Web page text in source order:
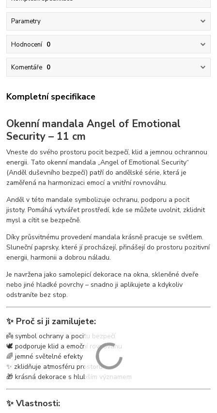
Parametry
Hodnocení 0
Komentáře 0
Kompletní specifikace
Okenní mandala Angel of Emotional
Security – 11 cm
Vneste do svého prostoru pocit bezpečí, klid a jemnou ochrannou
energii. Tato okenní mandala „Angel of Emotional Security“
(Anděl duševního bezpečí) patří do andělské série, která je
zaměřená na harmonizaci emocí a vnitřní rovnováhu.
Anděl v této mandale symbolizuje ochranu, podporu a pocit
jistoty. Pomáhá vytvářet prostředí, kde se můžete uvolnit, zklidnit
mysl a cítit se bezpečně.
Díky průsvitnému provedení mandala krásně pracuje se světlem.
Sluneční paprsky, které jí procházejí, přinášejí do prostoru pozitivní
energii, harmonii a dobrou náladu.
Je navržena jako samolepicí dekorace na okna, skleněné dveře
nebo jiné hladké povrchy – snadno ji aplikujete a kdykoliv
odstraníte bez stop.
✨ Proč si ji zamilujete:
👼 symbol ochrany a pocitu bezpečí
🕊️ podporuje klid a emoční rovnováhu
🌈 jemné světelné efekty
✨ zklidňuje atmosféru prostoru
🎁 krásná dekorace s hlubším významem
✨ Vlastnosti: